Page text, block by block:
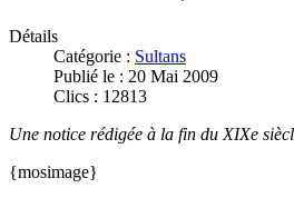
Détails
Catégorie : Sultans
Publié le : 20 Mai 2009
Clics : 12813
Une notice rédigée à la fin du XIXe
{mosimage}